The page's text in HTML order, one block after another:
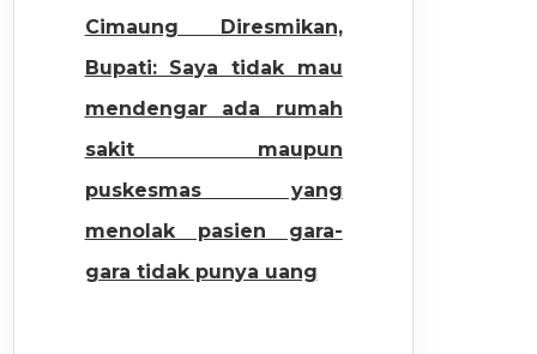
Cimaung Diresmikan,
Bupati: Saya tidak mau
mendengar ada rumah
sakit maupun
puskesmas yang
menolak pasien gara-
gara tidak punya uang